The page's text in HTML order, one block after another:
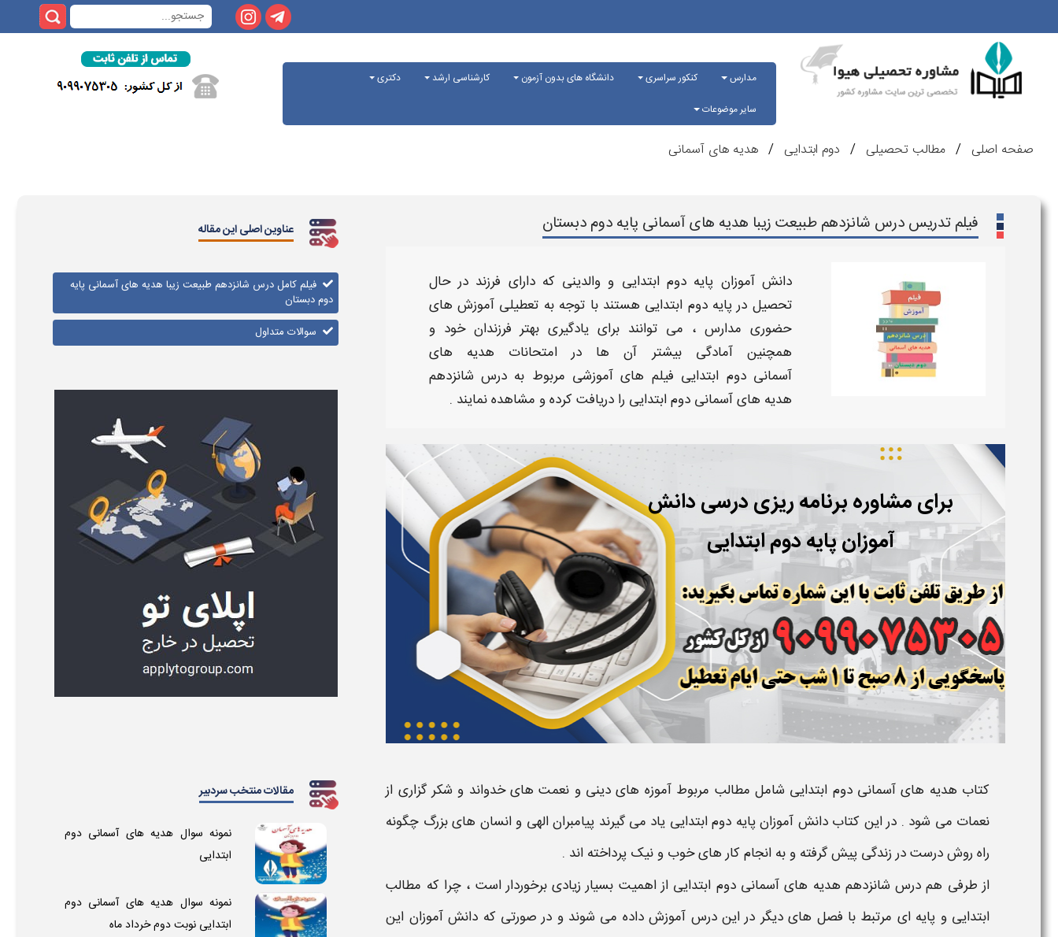
مدارس کنکور سراسری دانشگاه های بدون آزمون کارشناسی ارشد
دکتری
سایر موضوعات
صفحه اصلی مطالب تحصیلی دوم ابتدایی هدیه های آسمانی
فیلم تدریس درس شانزدهم طبیعت زیبا​ هدیه های آسمانی پایه دوم دبستان
دانش آموزان پایه دوم ابتدایی و والدینی که دارای فرزند در حال
تحصیل درپایه دوم ابتدایی هستند با توجه به تعطیلی آموزش های
حضوری مدارس ، می توانند برای یادگیری بهتر فرزندان خود و
همچنین آمادگی بیشتر آن ها در امتحانات هدیه های
آسمانی دوم ابتدایی فیلم های آموزشی مربوط به درس شانزدهم
هدیه های آسمانی دوم ابتدایی را دریافت کرده و مشاهده نمایند .
برای مشاوره برنامه ریزی درسی دانش
آموزان پایه دوم ابتدایی
کتاب هدیه های آسمانی دوم ابتدایی شامل مطالب مربوط آموزه های دینی و نعمت های خدواند و شکر گزاری از
نعمات می شود . در این کتاب دانش آموزان پایه دوم ابتدایی یاد می گیرند پیامبران الهی و انسان های بزرگ چگونه
راه روش درست در زندگی پیش گرفته و به انجام کار های خوب و نیک پرداخته اند .
از طرفی هم درس شانزدهم هدیه های آسمانی دوم ابتدایی از اهمیت بسیار زیادی برخوردار است ، چرا که مطالب
ابتدایی و پایه ای مرتبط با فصل های دیگر در این درس آموزش داده می شوند و در صورتی که دانش آموزان این
عناوین اصلی این مقاله
فیلم کامل درس شانزدهم طبیعت زیبا​ هدیه های آسمانی پایه
دوم دبستان
سوالات متداول
مقالات منتخب سردبیر
نمونه سوال هدیه های آسمانی دوم
ابتدایی
نمونه سوال هدیه های آسمانی دوم
ابتدایی نوبت دوم خرداد ماه